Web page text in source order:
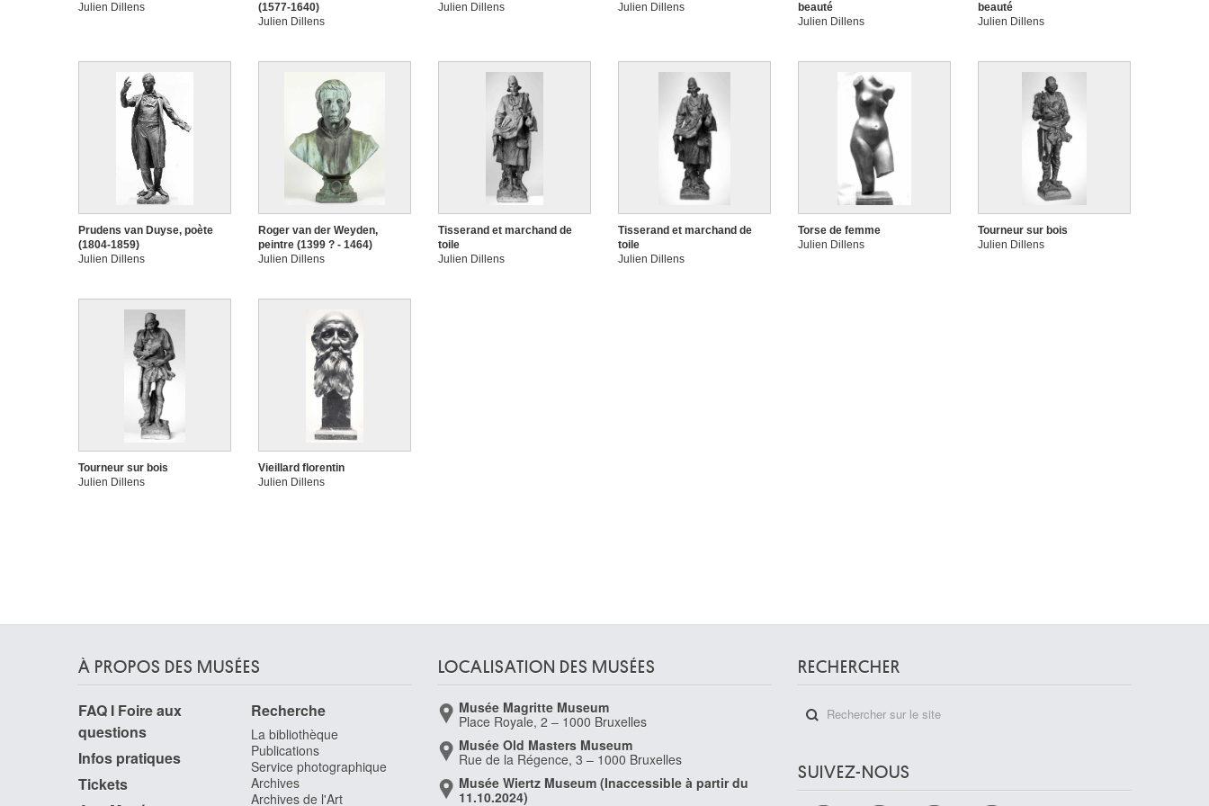
Julien Dillens
(1577-1640)
Julien Dillens
Julien Dillens
Julien Dillens
beauté
Julien Dillens
beauté
Julien Dillens
Prudens van Duyse, poète
(1804-1859)
Julien Dillens
Roger van der Weyden,
peintre (1399 ? - 1464)
Julien Dillens
Tisserand et marchand de
toile
Julien Dillens
Tisserand et marchand de
toile
Julien Dillens
Torse de femme
Julien Dillens
Tourneur sur bois
Julien Dillens
Tourneur sur bois
Julien Dillens
Vieillard florentin
Julien Dillens
À PROPOS DES MUSÉES
FAQ I Foire aux
questions
Infos pratiques
Tickets
Recherche
La bibliothèque
Publications
Service photographique
Archives
Archives de l'Art
LOCALISATION DES MUSÉES
Musée Magritte Museum
Place Royale, 2 – 1000 Bruxelles
Musée Old Masters Museum
Rue de la Régence, 3 – 1000 Bruxelles
Musée Wiertz Museum (Inaccessible à partir du
11.10.2024)
RECHERCHER
SUIVEZ-NOUS